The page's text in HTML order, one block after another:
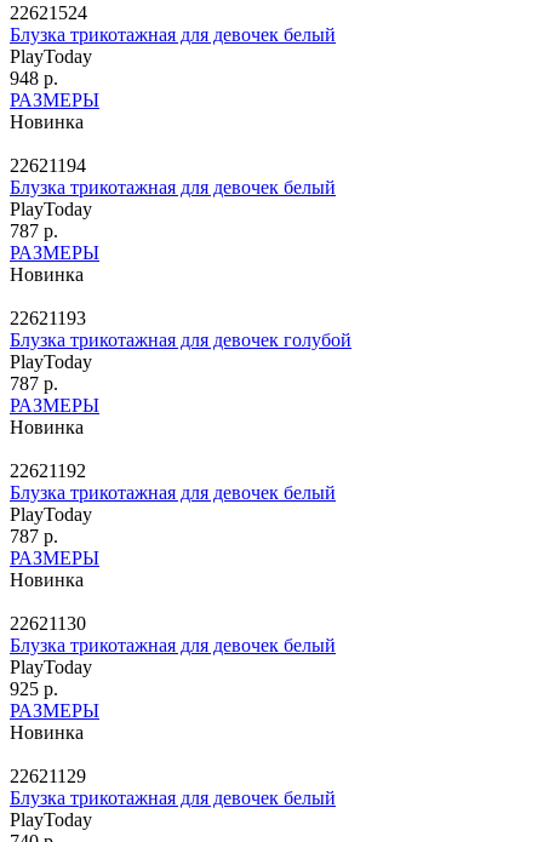
22621524
Блузка трикотажная для девочек белый
PlayToday
948 р.
РАЗМЕРЫ
Новинка
22621194
Блузка трикотажная для девочек белый
PlayToday
787 р.
РАЗМЕРЫ
Новинка
22621193
Блузка трикотажная для девочек голубой
PlayToday
787 р.
РАЗМЕРЫ
Новинка
22621192
Блузка трикотажная для девочек белый
PlayToday
787 р.
РАЗМЕРЫ
Новинка
22621130
Блузка трикотажная для девочек белый
PlayToday
925 р.
РАЗМЕРЫ
Новинка
22621129
Блузка трикотажная для девочек белый
PlayToday